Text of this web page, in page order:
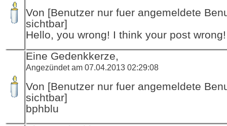
Von [Benutzer nur fuer angemeldete
sichtbar]
Hello, you wrong! I think your post wrong!
Eine Gedenkkerze,
Angezündet am 07.04.2013 02:29:08
Von [Benutzer nur fuer angemeldete
sichtbar]
bphblu